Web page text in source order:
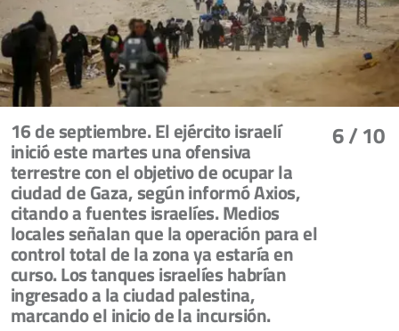
6/ 10
16 de septiembre. El ejército israelí
inició este martes una ofensiva
terrestre con el objetivo de ocupar la
ciudad de Gaza, según informó Axios,
citando a fuentes israelíes. Medios
locales señalan que la operación para el
control total de la zona ya estaría en
curso. Los tanques israelíes habrían
ingresado a la ciudad palestina,
marcando el inicio de la incursión.